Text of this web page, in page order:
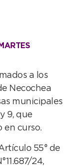
a los
Necochea
municipales
9, que
en curso.
55° de
24,